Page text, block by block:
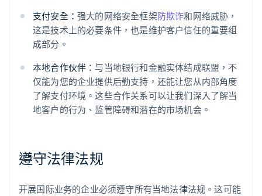
支付安全： 强大的网络安全框架防欺诈和网络威胁，
这是技术上的必要条件，也是维护客户信任的重要组
成部分。
本地合作伙伴：与当地银行和金融实体结成联盟，不
仅能为您的企业提供后勤支持，还能让您从内部角度
了解支付环境。这些合作关系可以让我们深入了解当
地客户的行为、监管障碍和潜在的市场机会。
遵守法律法规
开展国际业务的企业必须遵守所有当地法律法规。这可能